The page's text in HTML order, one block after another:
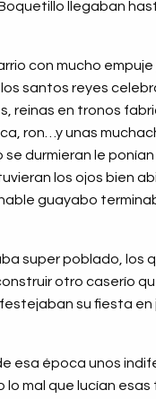
llegaban
con mucho
santos reyes
reinas en tronos
ron…y unas
se durmieran le
los ojos bien
guayabo
super poblado, los
otro caserío
su fiesta en
esa época unos
lo mal que lucían esas